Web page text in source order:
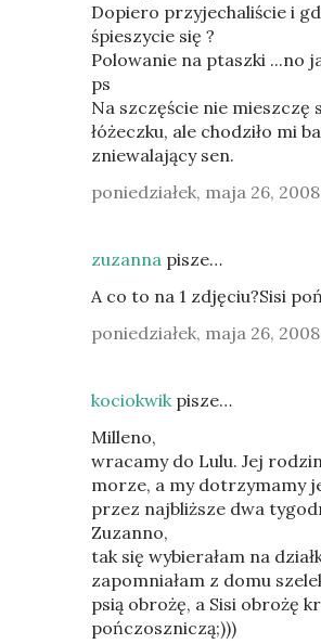
Dopiero przyjechaliście i
śpieszycie się ?
Polowanie na ptaszki ...no
ps
Na szczęście nie mieszczę
łóżeczku, ale chodziło mi
zniewalający sen.
poniedziałek, maja 26, 2008
zuzanna pisze…
A co to na 1 zdjęciu?Sisi
poniedziałek, maja 26, 2008
kociokwikpisze…
Milleno,
wracamy do Lulu. Jej
morze, a my dotrzymamy
przez najbliższe dwa
Zuzanno,
tak się wybierałam na
zapomniałam z domu
psią obrożę, a Sisi obrożę
pończoszniczą;)))